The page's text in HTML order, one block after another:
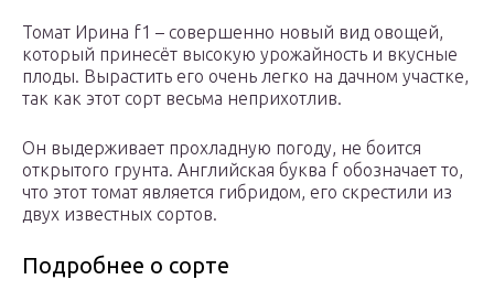
Томат Ирина f1 – совершенно новый вид овощей,
который принесёт высокую урожайность и вкусные
плоды. Вырастить его очень легко на дачном участке,
так как этот сорт весьма неприхотлив.
Он выдерживает прохладную погоду, не боится
открытого грунта. Английская буква f обозначает то,
что этот томат является гибридом, его скрестили из
двух известных сортов.
Подробнее о сорте